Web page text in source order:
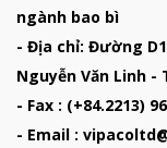
ngành bao bì
- Địa chỉ: Đường
Nguyễn Văn Linh -
- Fax : (+84.2213)
- Email :